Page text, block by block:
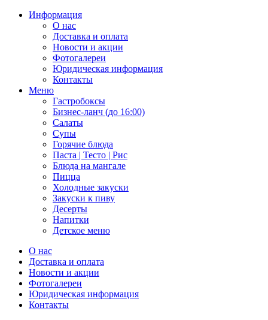
Информация
О нас
Доставка и оплата
Новости и акции
Фотогалереи
Юридическая информация
Контакты
Меню
Гастробоксы
Бизнес-ланч (до 16:00)
Салаты
Супы
Горячие блюда
Паста | Тесто | Рис
Блюда на мангале
Пицца
Холодные закуски
Закуски к пиву
Десерты
Напитки
Детское меню
О нас
Доставка и оплата
Новости и акции
Фотогалереи
Юридическая информация
Контакты